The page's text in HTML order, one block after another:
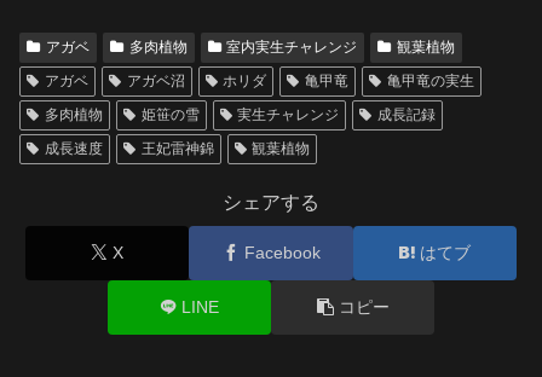
アガベ 多肉植物 室内実生チャレンジ
観葉植物
アガベ
アガベ沼 ホリダ 亀甲竜
亀甲竜の実生
多肉植物
姫笹の雪 実生チャレンジ
成長記録
成長速度
王妃雷神錦 観葉植物
シェアする
X Facebook はてブ
LINE コピー